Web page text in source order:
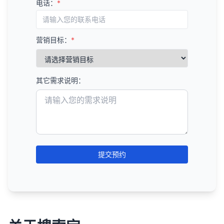
B. 技术SEO策略
修复爬行错误和索引问题。
优化页面速度和Core Web Vitals。
优化网站架构和内部链接。
实施结构化数据。
C. 链接建设策略
修复损坏的链接。
监控和管理链接概况。
改善页面设计和布局。
改进内容可读性和格式。
量和竞争度数据。
SEMrush：全面的SEO工具，提供关键词研究、
竞争分析等功能。
Ahrefs：强大的关键词研究和链接分析工具。
Moz Keyword Explorer
：提供关键词难度和机会
KeywordTool.io：从多个来源获取关键词建议。
AnswerThePublic：专注于问题型关键词和长尾
总结来说，使用SEO工具进行关键词研究是一个系统
排序，以及持续监控和优化。通过有效地使用SEO工
landscape，并制定数据驱动的关键词策略，从而提
如全局的元描述模板问题、图片优化问题等。
按修复难度排序：
可以先解决一些容易修复但影响较大的问题。
创建修复计划：
制定详细的修复计划和时间表。
分配责任人和资源。
设置检查点和验证步骤。
使用Google Search Console等工具监控技术问
题。
监控关键技术指标的变化，如页面速度、Core
监控丢失的链接：
监控丢失的链接，了解为什么链接被移除。
尝试恢复重要的丢失链接。
监控不良链接：
识别可能有害的链接（如来自垃圾网站的链
接）。
使用Google的不自然链接报告工具处理不良链
接。
定期进行外链审计，评估链接概况的健康状况。
调整链接建设策略，以获得更好的结果。
关键词机会分析
识别有搜索量但竞争度较低的关键词。
内容格式机会：
识别未充分利用的内容格式（如视频、信息图
分析不同内容格式的表现。
制定内容更新计划，保持内容新鲜和相关。
优先更新高价值但表现不佳的内容。
内容创建策略：
确定最佳内容格式和结构。
优化现有内容的关键词使用和结构。
评估竞争对手的移动友好性。
分析他们的响应式设计和移动用户体验。
结构化数据分析
分析竞争对手的结构化数据实施情况。
识别他们使用的结构化数据类型。
6. 分析竞争对手的用户体验
网站设计分析：
分析他们的品牌一致性和用户界面。
导航和可用性分析：
评估竞争对手的网站导航和可用性。
分析他们的多媒体使用和互动元素。
电话： *
营销目标： *
其它需求说明：
提交预约